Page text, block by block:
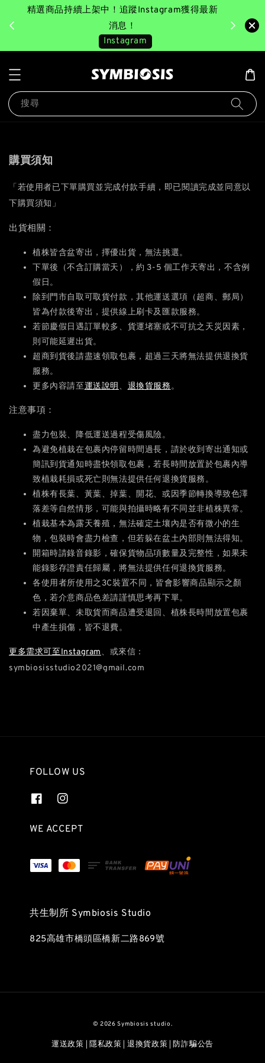
精選商品持續上架中！追蹤Instagram獲得最新
消息！
Instagram
搜尋
購買須知
「若使用者已下單購買並完成付款手續，即已閱讀完成並同意以
下購買須知」
出貨相關：
植株皆含盆寄出，擇優出貨，無法挑選。
下單後（不含訂購當天），約 3-5 個工作天寄出，不含例
假日。
除到門市自取可取貨付款，其他運送選項（超商、郵局）
皆為付款後寄出，提供線上刷卡及匯款服務。
若節慶假日遇訂單較多、貨運堵塞或不可抗之天災因素，
則可能延遲出貨。
超商到貨後請盡速領取包裹，超過三天將無法提供退換貨
服務。
更多內容請至運送說明 、 退換貨服務。
注意事項：
盡力包裝、降低運送過程受傷風險。
為避免植栽在包裹內停留時間過長，請於收到寄出通知或
簡訊到貨通知時盡快領取包裹，若長時間放置於包裹內導
致植栽耗損或死亡則無法提供任何退換貨服務。
植株有長葉、黃葉、掉葉、開花、或因季節轉換導致色澤
落差等自然情形，可能與拍攝時略有不同並非植株異常。
植栽基本為露天養殖，無法確定土壤內是否有微小的生
物，包裝時會盡力檢查，但若躲在盆土內部則無法得知。
開箱時請錄音錄影，確保貨物品項數量及完整性，如果未
能錄影存證責任歸屬，將無法提供任何退換貨服務。
各使用者所使用之3C裝置不同，皆會影響商品顯示之顏
色，若介意商品色差請謹慎思考再下單。
若因棄單、未取貨而商品遭受退回、植株長時間放置包裹
中產生損傷，皆不退費。
更多需求可至Instagram、或來信：
symbiosisstudio2021@gmail.com
FOLLOW US
WE ACCEPT
共生制所 Symbiosis Studio
825高雄市橋頭區橋新二路869號
© 2026 Symbiosis studio.
運送政策 隱私政策 退換貨政策 防詐騙公告